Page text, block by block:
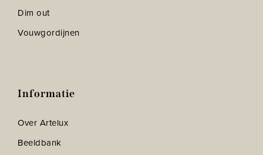
Dim out
Vouwgordijnen
Informatie
Over Artelux
Beeldbank